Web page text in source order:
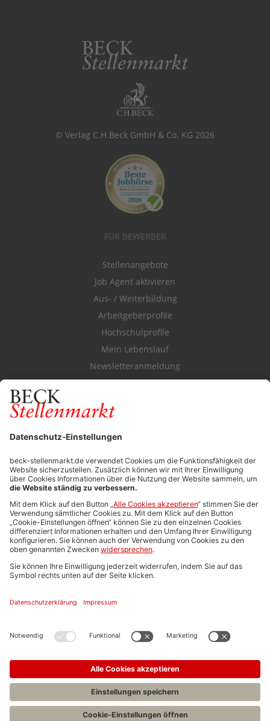
© Verlag C.H.Beck GmbH & Co. KG 2026
FÜR BEWERBER
Stellenangebote
Job Agent aktivieren
Aus- / Weiterbildung
Arbeitgeberprofile
Hochschulprofile
Mein Lebenslauf
Newsletteranmeldung
Durchsuchen Sie den Stellenkatalog
FÜR ARBEITGEBER
Stellenmarktpreise
Anzeigen-AGB
Media-Daten
Newsletteranmeldung
Produktübersicht
ALLGEMEIN
FAQs
Impressum
Stellenangebote C.H.BECK